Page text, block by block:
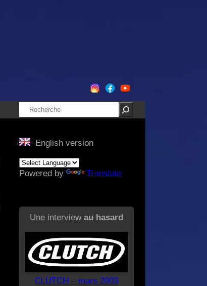
Rechercher
English version
Powered by Translate
Une interview au hasard
CLUTCH – mars 2003